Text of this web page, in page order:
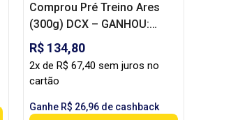
Comprou Pré Treino Ares
(300g) DCX – GANHOU:
Pasta de Amendoim
Gourmet (250g) DCX
R$ 134,80
2x de R$ 67,40 sem juros no
cartão
Ganhe R$ 26,96 de cashback